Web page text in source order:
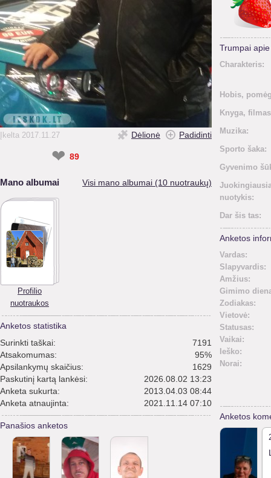
Įkelta 2017.11.27 Dėlionė Padidinti
❤ 89
Mano albumai Visi mano albumai (10 nuotraukų)
Profilio
nuotraukos
Anketos statistika
Surinkti taškai:
7191
Atsakomumas:
95%
Apsilankymų skaičius:
1629
Paskutinį kartą lankėsi:
2026.08.02 13:23
Anketa sukurta:
2013.04.03 08:44
Anketa atnaujinta:
2021.11.14 07:10
Panašios anketos
Trumpai
Charakteris:
Hobis,
Knyga,
Muzika:
Sporto šaka:
Gyvenimo
nuotykis:
Dar šis tas:
Anketos
Vardas:
Slapyvardis:
Amžius:
Gimimo
Zodiakas:
Vietovė:
Statusas:
Vaikai:
Ieško:
Norai:
Anketos